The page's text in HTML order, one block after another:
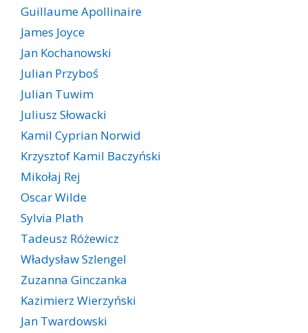
Guillaume Apollinaire
James Joyce
Jan Kochanowski
Julian Przyboś
Julian Tuwim
Juliusz Słowacki
Kamil Cyprian Norwid
Krzysztof Kamil Baczyński
Mikołaj Rej
Oscar Wilde
Sylvia Plath
Tadeusz Różewicz
Władysław Szlengel
Zuzanna Ginczanka
Kazimierz Wierzyński
Jan Twardowski